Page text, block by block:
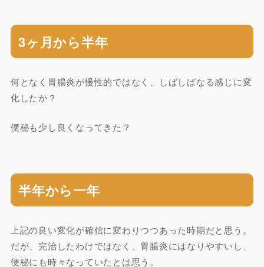
3ヶ月から半年
何となく胃腸炎が慢性的ではなく、しばしばなる感じに変
化したか？
便秘も少し良くなってきた？
半年から一年
上記の良い変化が確信に変わりつつあった時期だと思う。
だが、完治したわけではなく、胃腸炎にはなりやすいし、
便秘にも時々なっていたとは思う。